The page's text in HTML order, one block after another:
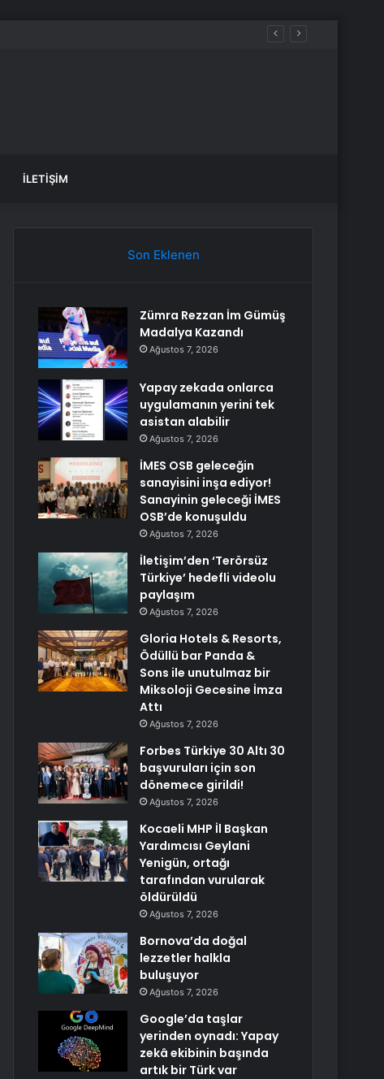
İLETIŞIM
Son Eklenen
Zümra Rezzan İm Gümüş
Madalya Kazandı
Ağustos 7, 2026
Yapay zekada onlarca
uygulamanın yerini tek
asistan alabilir
Ağustos 7, 2026
İMES OSB geleceğin
sanayisini inşa ediyor!
Sanayinin geleceği İMES
OSB’de konuşuldu
Ağustos 7, 2026
İletişim’den ‘Terörsüz
Türkiye’ hedefli videolu
paylaşım
Ağustos 7, 2026
Gloria Hotels & Resorts,
Ödüllü bar Panda &
Sons ile unutulmaz bir
Miksoloji Gecesine İmza
Attı
Ağustos 7, 2026
Forbes Türkiye 30 Altı 30
başvuruları için son
dönemece girildi!
Ağustos 7, 2026
Kocaeli MHP İl Başkan
Yardımcısı Geylani
Yenigün, ortağı
tarafından vurularak
öldürüldü
Ağustos 7, 2026
Bornova’da doğal
lezzetler halkla
buluşuyor
Ağustos 7, 2026
Google’da taşlar
yerinden oynadı: Yapay
zekâ ekibinin başında
artık bir Türk var